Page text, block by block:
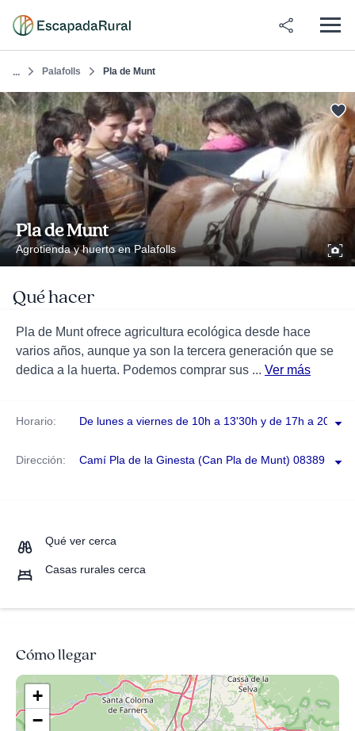
... Palafolls Pla de Munt
Pla de Munt
Agrotienda y huerto en Palafolls
Qué hacer
Pla de Munt ofrece agricultura ecológica desde hace
varios años, aunque ya son la tercera generación que se
dedica a la huerta. Podemos comprar sus ... Ver más
Horario: De lunes a viernes de 10h a 13'30h y de 17h a 20h
Dirección: Camí Pla de la Ginesta (Can Pla de Munt) 08389 ,
Qué ver cerca
Casas rurales cerca
Cómo llegar
+
−